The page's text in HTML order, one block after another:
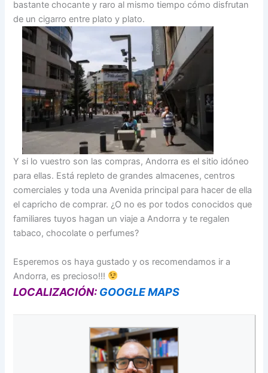
bastante chocante y raro al mismo tiempo cómo disfrutan
de un cigarro entre plato y plato.
Y si lo vuestro son las compras, Andorra es el sitio idóneo
para ellas. Está repleto de grandes almacenes, centros
comerciales y toda una Avenida principal para hacer de ella
el capricho de comprar. ¿O no es por todos conocidos que
familiares tuyos hagan un viaje a Andorra y te regalen
tabaco, chocolate o perfumes?
Esperemos os haya gustado y os recomendamos ir a
Andorra, es precioso!!!
LOCALIZACIÓN: GOOGLE MAPS